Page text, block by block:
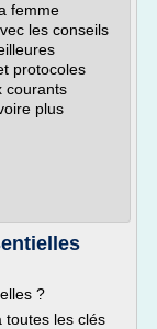
femme
les conseils
protocoles
courants
plus
?
toutes les clés